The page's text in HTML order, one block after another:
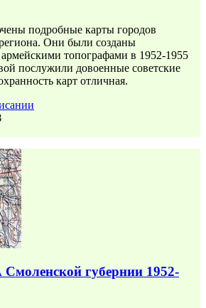
подробные карты городов
Они были созданы
топографами в 1952-1955
послужили довоенные советские
карт отличная.
губернии 1952-